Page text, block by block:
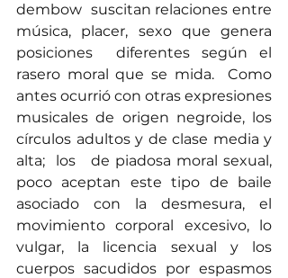
dembow  suscitan relaciones entre
música, placer, sexo que genera
posiciones  diferentes según el
rasero moral que se mida.  Como
antes ocurrió con otras expresiones
musicales de origen negroide, los
círculos adultos y de clase media y
alta;  los   de piadosa moral sexual,
poco aceptan este tipo de baile
asociado con la desmesura, el
movimiento corporal excesivo, lo
vulgar, la licencia sexual y los
cuerpos sacudidos por espasmos